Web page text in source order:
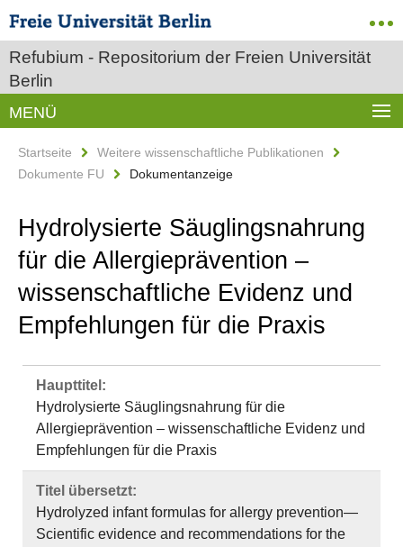
Refubium - Repositorium der Freien Universität
Berlin
MENÜ
Startseite
Weitere wissenschaftliche Publikationen
Dokumente FU
Dokumentanzeige
Hydrolysierte Säuglingsnahrung
für die Allergieprävention –
wissenschaftliche Evidenz und
Empfehlungen für die Praxis
Haupttitel:
Hydrolysierte Säuglingsnahrung für die
Allergieprävention – wissenschaftliche Evidenz und
Empfehlungen für die Praxis
Titel übersetzt:
Hydrolyzed infant formulas for allergy prevention—
Scientific evidence and recommendations for the